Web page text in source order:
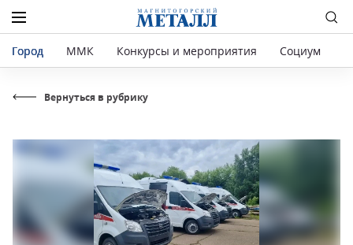
Город ММК Конкурсы и мероприятия Социум
Вернуться в рубрику